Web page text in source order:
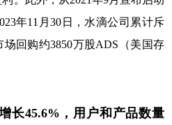
年11月30日，水滴公司累计斥
回购约3850万股ADS（美国存
长45.6%，用户和产品数量